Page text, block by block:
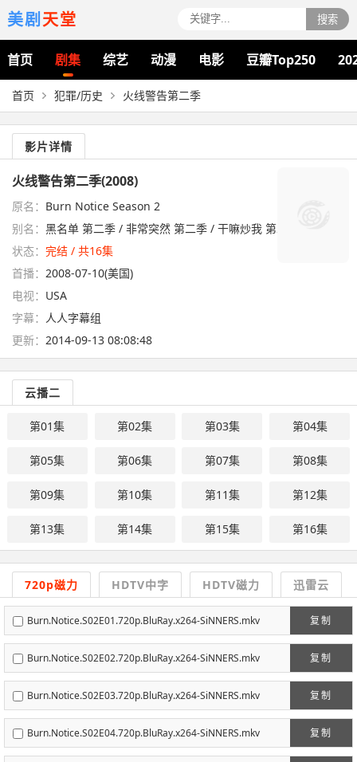
美剧天堂 搜索
首页 剧集 综艺 动漫 电影 豆瓣Top250
首页 犯罪/历史 火线警告第二季
影片详情
火线警告第二季(2008)
原名： Burn Notice Season 2
别名： 黑名单 第二季 / 非常突然 第二季 / 干嘛炒我 第二季
状态： 完结 / 共16集
首播： 2008-07-10(美国)
电视： USA
字幕： 人人字幕组
更新： 2014-09-13 08:08:48
云播二
第01集 第02集 第03集 第04集
第05集 第06集 第07集 第08集
第09集 第10集 第11集 第12集
第13集 第14集 第15集 第16集
720p磁力 HDTV中字 HDTV磁力 迅雷云
复制
Burn.Notice.S02E01.720p.BluRay.x264-SiNNERS.mkv
复制
Burn.Notice.S02E02.720p.BluRay.x264-SiNNERS.mkv
复制
Burn.Notice.S02E03.720p.BluRay.x264-SiNNERS.mkv
复制
Burn.Notice.S02E04.720p.BluRay.x264-SiNNERS.mkv